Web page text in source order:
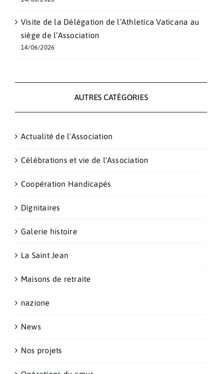
Visite de la Délégation de l’Athletica Vaticana au
siège de l’Association
14/06/2026
AUTRES CATÉGORIES
Actualité de l'Association
Célébrations et vie de l'Association
Coopération Handicapés
Dignitaires
Galerie histoire
La Saint Jean
Maisons de retraite
nazione
News
Nos projets